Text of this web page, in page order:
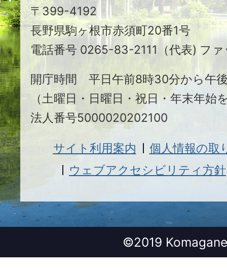
ヶ
根
市
〒399-4192
長野県駒ヶ根市赤須町20番1号
電話番号 0265-83-2111（代表) フ
開庁時間 平日午前8時30分から午
（土曜日・日曜日・祝日・年末年始
法人番号5000020202100
サイト利用案内
個人情報の取
ウェブアクセシビリティ方針
©2019